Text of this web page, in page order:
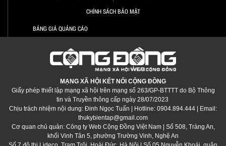
CHÍNH SÁCH BẢO MẬT
BẢNG GIÁ QUẢNG CÁO
MẠNG XÃ HỘI KẾT NỐI CỘNG ĐỒNG
Giấy phép thiết lập mạng xã hội trên mạng số 263/GP-BTTTT do Bộ Thông
tin và Truyền thông cấp ngày 28/07/2023
Chịu trách nhiệm nội dung: Đinh Ngọc Tuấn | Hotline: 0904.894.444 | Email:
thukybientap@gmail.com
Cơ quan chủ quản: Công ty Web Cộng Đồng Việt Nam | Số 508, Tràng An,
khối Vinh Tân 5, phường Trường Vinh, Nghệ An